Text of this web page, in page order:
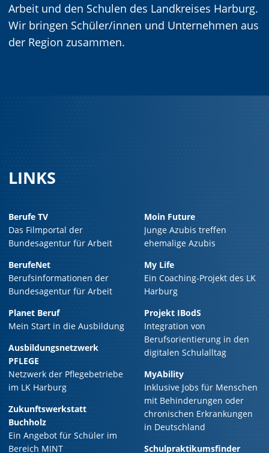
Arbeit und den Schulen des Landkreises Harburg.
Wir bringen Schüler/innen und Unternehmen aus
der Region zusammen.
LINKS
Berufe TV
Das Filmportal der
Bundesagentur für Arbeit
BerufeNet
Berufsinformationen der
Bundesagentur für Arbeit
Planet Beruf
Mein Start in die Ausbildung
Ausbildungsnetzwerk
PFLEGE
Netzwerk der Pflegebetriebe
im LK Harburg
Zukunftswerkstatt
Buchholz
Ein Angebot für Schüler im
Bereich MINT
Moin Future
Junge Azubis treffen
ehemalige Azubis
My Life
Ein Coaching-Projekt des LK
Harburg
Projekt IBodS
Integration von
Berufsorientierung in den
digitalen Schulalltag
MyAbility
Inklusive Jobs für Menschen
mit Behinderungen oder
chronischen Erkrankungen
in Deutschland
Schulpraktikumsfinder